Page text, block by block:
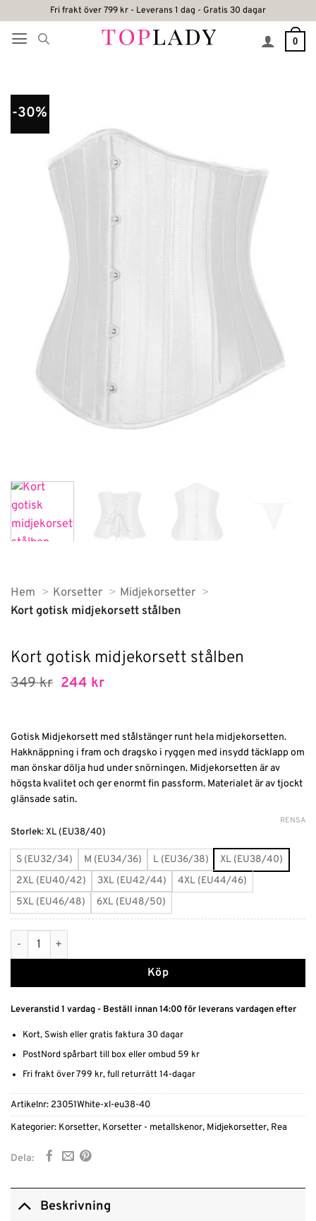
content
Fri frakt över 799 kr - Leverans 1 dag - Gratis 30 dagar
0
-30%
Hem Korsetter
Midjekorsetter
Kort gotisk midjekorsett stålben
Kort gotisk midjekorsett stålben
349kr Det
349 kr.
244 krDet
244 kr.
Gotisk Midjekorsett med stålstänger runt hela midjekorsetten.
Hakknäppning i fram och dragsko i ryggen med insydd täcklapp om
man önskar dölja hud under snörningen. Midjekorsetten är av
högsta kvalitet och ger enormt fin passform. Materialet är av tjockt
glänsade satin.
Storlek:XL (EU38/40)
S (EU32/34) M (EU34/36) L (EU36/38)
XL (EU38/40)
2XL (EU40/42)
3XL (EU42/44)
4XL (EU44/46)
5XL (EU46/48)
6XL (EU48/50)
RENSA
Kort gotisk midjekorsett stålben mängd
Köp
Alternative:
Leveranstid 1 vardag - Beställ innan 14:00 för leverans vardagen efter
Kort, Swish eller gratis faktura 30 dagar
PostNord spårbart till box eller ombud 59 kr
Fri frakt över 799 kr, full returrätt 14-dagar
Artikelnr: 23051White-xl-eu38-40
Kategorier: Korsetter, Korsetter - metallskenor, Midjekorsetter, Rea
Dela:
Beskrivning